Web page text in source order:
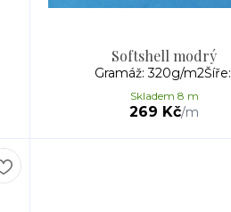
Softshell modrý
Gramáž: 320g/m2Šíře:
269 Kč/m
Skladem 8 m